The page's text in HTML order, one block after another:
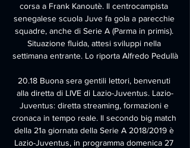
corsa a Frank Kanoutè. Il centrocampista
senegalese scuola Juve fa gola a parecchie
squadre, anche di Serie A (Parma in primis).
Situazione fluida, attesi sviluppi nella
settimana entrante. Lo riporta Alfredo Pedullà
20.18 Buona sera gentili lettori, benvenuti
alla diretta di LIVE di Lazio-Juventus. Lazio-
Juventus: diretta streaming, formazioni e
cronaca in tempo reale. Il secondo big match
della 21a giornata della Serie A 2018/2019 è
Lazio-Juventus, in programma domenica 27